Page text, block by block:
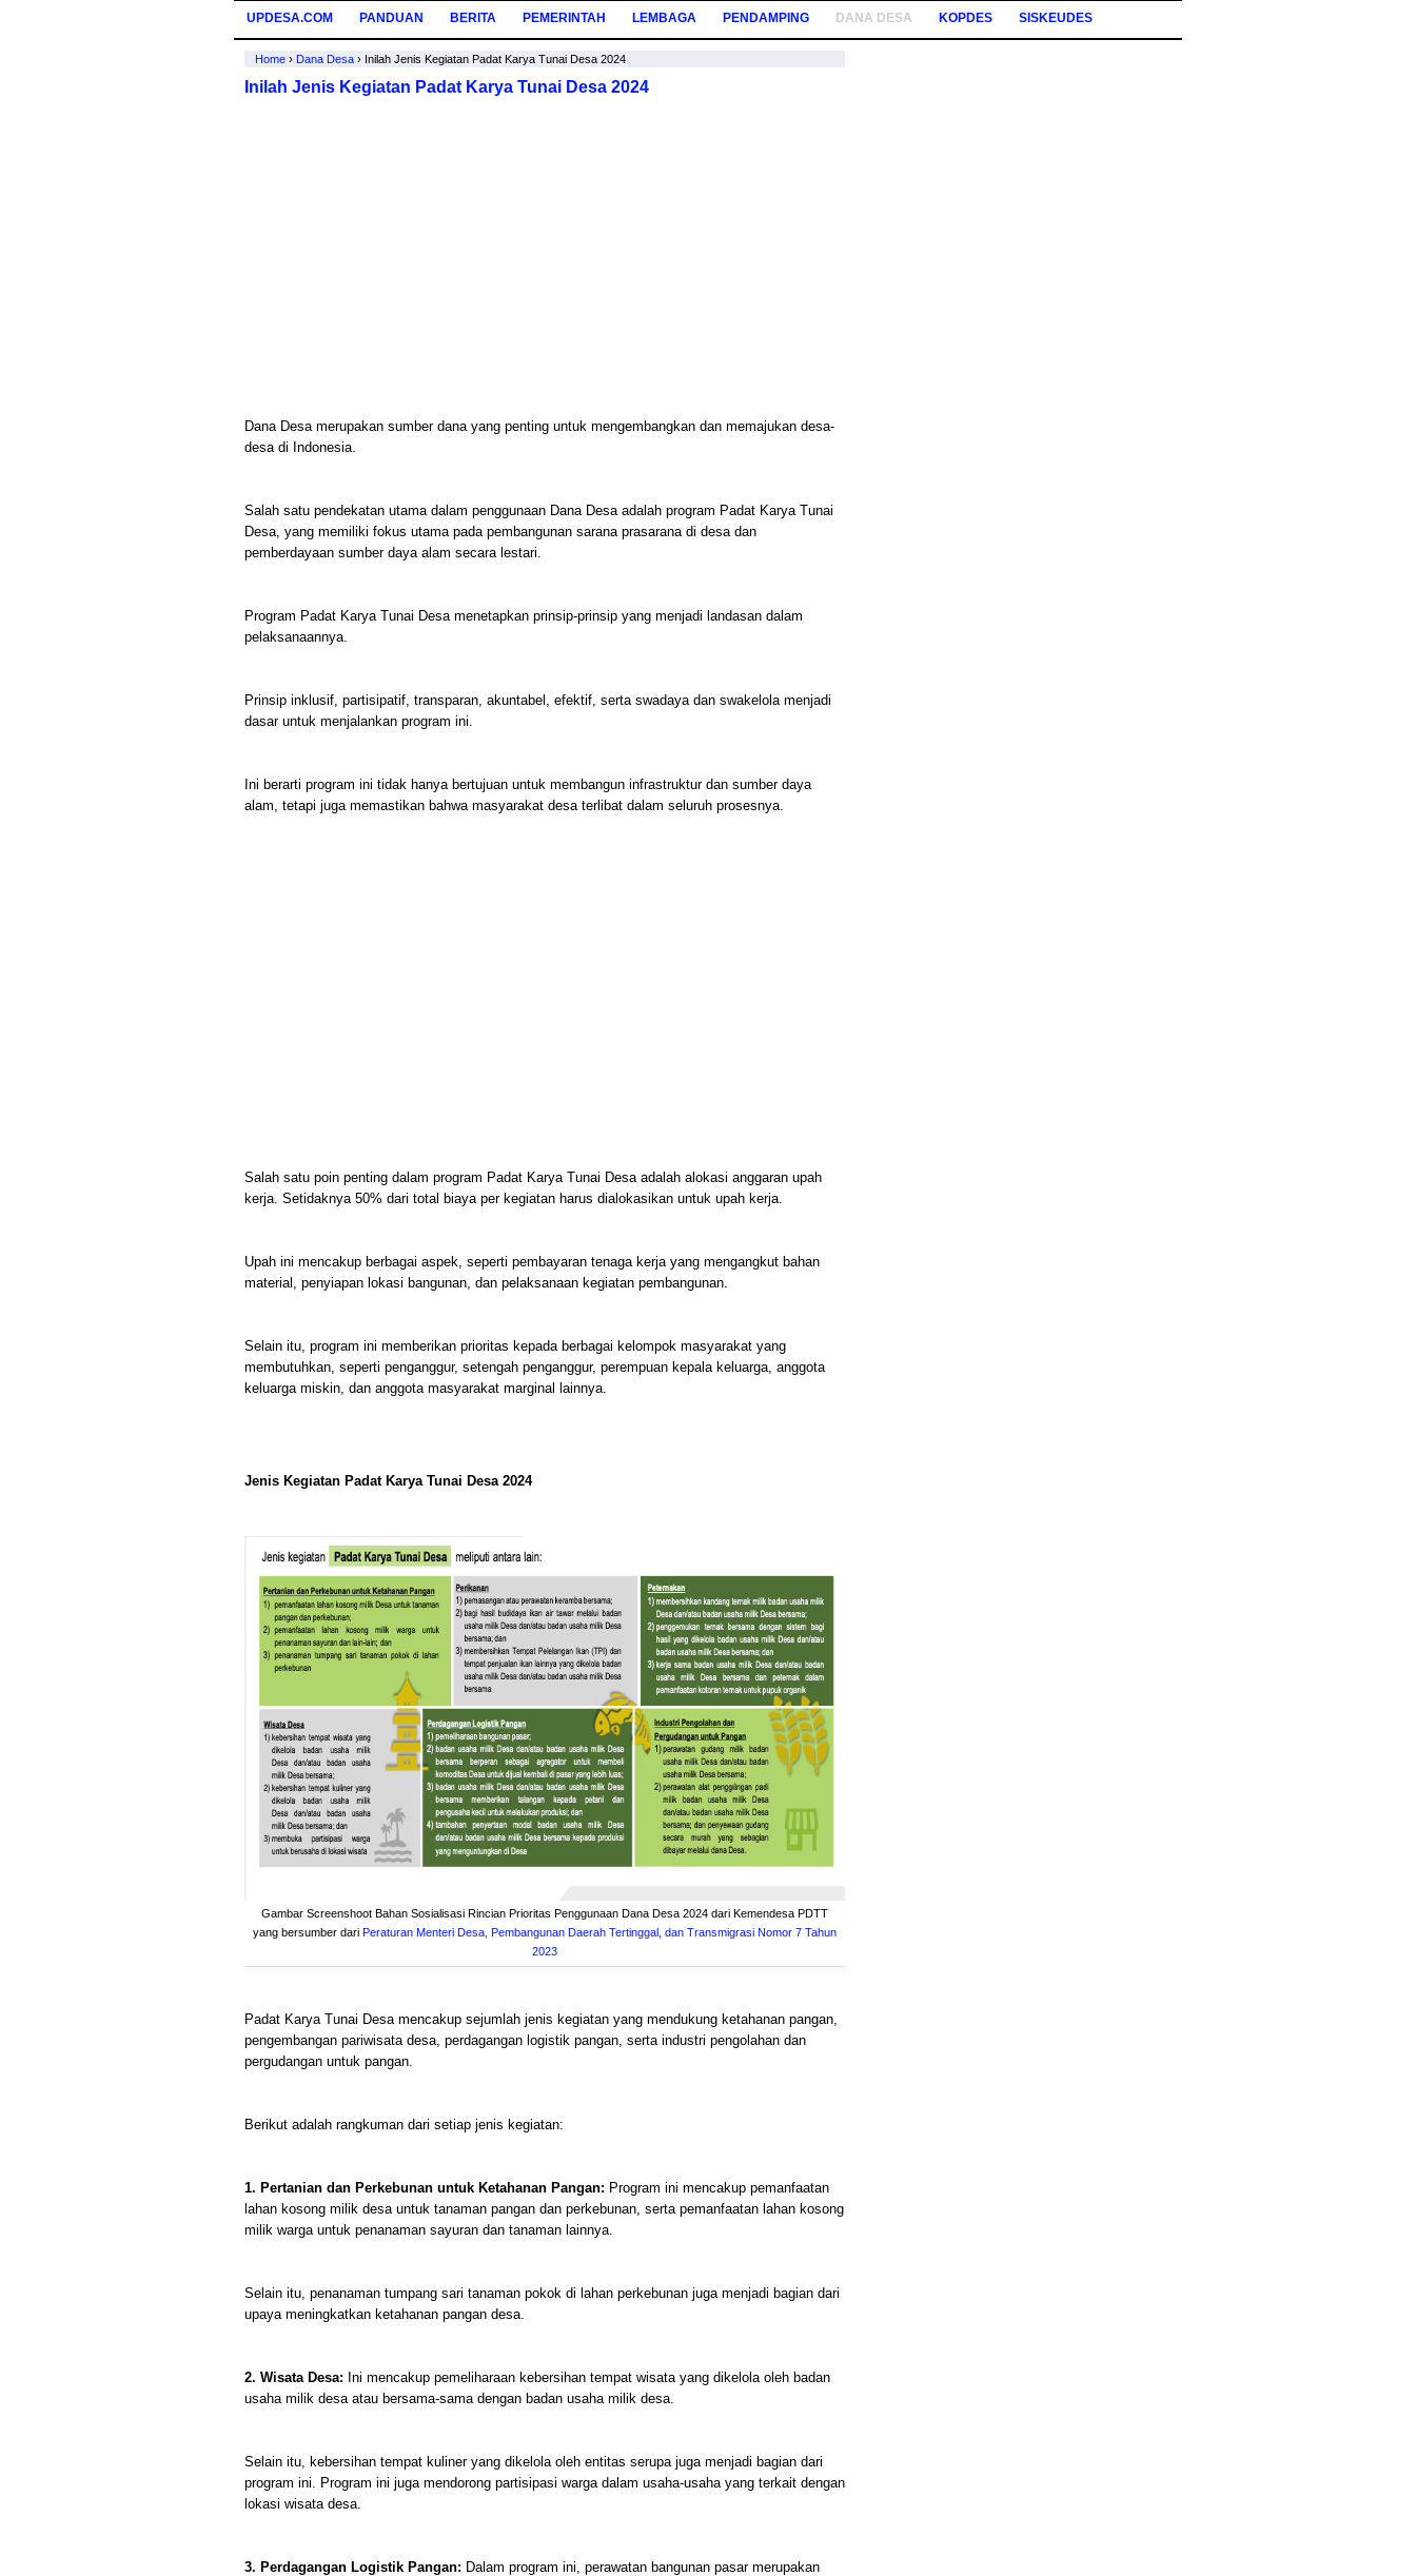
UPDESA.COM PANDUAN BERITA PEMERINTAH LEMBAGA PENDAMPING DANA DESA KOPDES SISKEUDES
Home › Dana Desa › Inilah Jenis Kegiatan Padat Karya Tunai Desa 2024
Inilah Jenis Kegiatan Padat Karya Tunai Desa 2024
Dana Desa merupakan sumber dana yang penting untuk mengembangkan dan memajukan desa-
desa di Indonesia.
Salah satu pendekatan utama dalam penggunaan Dana Desa adalah program Padat Karya Tunai
Desa, yang memiliki fokus utama pada pembangunan sarana prasarana di desa dan
pemberdayaan sumber daya alam secara lestari.
Program Padat Karya Tunai Desa menetapkan prinsip-prinsip yang menjadi landasan dalam
pelaksanaannya.
Prinsip inklusif, partisipatif, transparan, akuntabel, efektif, serta swadaya dan swakelola menjadi
dasar untuk menjalankan program ini.
Ini berarti program ini tidak hanya bertujuan untuk membangun infrastruktur dan sumber daya
alam, tetapi juga memastikan bahwa masyarakat desa terlibat dalam seluruh prosesnya.
Salah satu poin penting dalam program Padat Karya Tunai Desa adalah alokasi anggaran upah
kerja. Setidaknya 50% dari total biaya per kegiatan harus dialokasikan untuk upah kerja.
Upah ini mencakup berbagai aspek, seperti pembayaran tenaga kerja yang mengangkut bahan
material, penyiapan lokasi bangunan, dan pelaksanaan kegiatan pembangunan.
Selain itu, program ini memberikan prioritas kepada berbagai kelompok masyarakat yang
membutuhkan, seperti penganggur, setengah penganggur, perempuan kepala keluarga, anggota
keluarga miskin, dan anggota masyarakat marginal lainnya.
Jenis Kegiatan Padat Karya Tunai Desa 2024
Gambar Screenshoot Bahan Sosialisasi Rincian Prioritas Penggunaan Dana Desa 2024 dari Kemendesa PDTT
yang bersumber dari Peraturan Menteri Desa, Pembangunan Daerah Tertinggal, dan Transmigrasi Nomor 7 Tahun
2023
Padat Karya Tunai Desa mencakup sejumlah jenis kegiatan yang mendukung ketahanan pangan,
pengembangan pariwisata desa, perdagangan logistik pangan, serta industri pengolahan dan
pergudangan untuk pangan.
Berikut adalah rangkuman dari setiap jenis kegiatan:
1. Pertanian dan Perkebunan untuk Ketahanan Pangan: Program ini mencakup pemanfaatan
lahan kosong milik desa untuk tanaman pangan dan perkebunan, serta pemanfaatan lahan kosong
milik warga untuk penanaman sayuran dan tanaman lainnya.
Selain itu, penanaman tumpang sari tanaman pokok di lahan perkebunan juga menjadi bagian dari
upaya meningkatkan ketahanan pangan desa.
2. Wisata Desa: Ini mencakup pemeliharaan kebersihan tempat wisata yang dikelola oleh badan
usaha milik desa atau bersama-sama dengan badan usaha milik desa.
Selain itu, kebersihan tempat kuliner yang dikelola oleh entitas serupa juga menjadi bagian dari
program ini. Program ini juga mendorong partisipasi warga dalam usaha-usaha yang terkait dengan
lokasi wisata desa.
3. Perdagangan Logistik Pangan: Dalam program ini, perawatan bangunan pasar merupakan